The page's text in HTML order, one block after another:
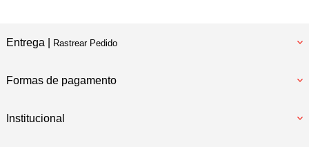
Entrega | Rastrear Pedido
Formas de pagamento
Institucional